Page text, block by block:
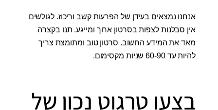
אנחנו נמצאים בעידן של הפרעות קשב וריכוז. לגולשים
אין סבלנות לצפות בסרטון ארוך ומייגע. תנו בקצרה
מאד את המידע החשוב. סרטון טוב ומתומצת צריך
להיות עד 60-90 שניות מקסימום.
בצעו טרגוט נכון של